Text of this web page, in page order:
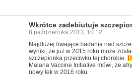
Wkrótce zadebiutuje
8 października 2013, 10:12
Najdłużej trwające badania nad
wyniki, że już w 2015 roku może
szczepionka przeciwko tej chorobie.
Malaria Vaccine Initiative mówi, że
nowy lek w 2016 roku